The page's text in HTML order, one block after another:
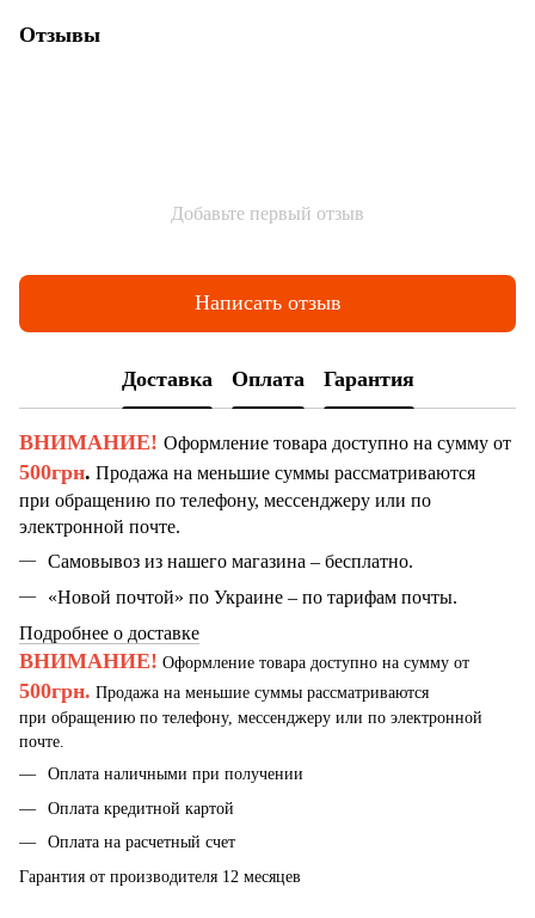
Отзывы
Добавьте первый отзыв
Написать отзыв
Доставка Оплата Гарантия
ВНИМАНИЕ! Оформление товара доступно на сумму от
500грн. Продажа на меньшие суммы рассматриваются
при обращению по телефону, мессенджеру или по
электронной почте.
Самовывоз из нашего магазина – бесплатно.
«Новой почтой» по Украине – по тарифам почты.
Подробнее о доставке
ВНИМАНИЕ! Оформление товара доступно на сумму от
500грн. Продажа на меньшие суммы рассматриваются
при обращению по телефону, мессенджеру или по электронной
почте.
Оплата наличными при получении
Оплата кредитной картой
Оплата на расчетный счет
Гарантия от производителя 12 месяцев